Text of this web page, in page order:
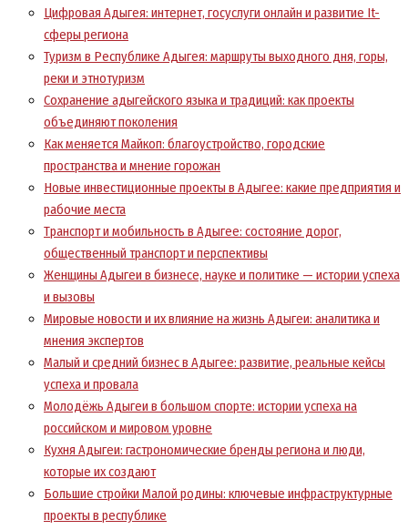
Цифровая Адыгея: интернет, госуслуги онлайн и развитие It-
сферы региона
Туризм в Республике Адыгея: маршруты выходного дня, горы,
реки и этнотуризм
Сохранение адыгейского языка и традиций: как проекты
объединяют поколения
Как меняется Майкоп: благоустройство, городские
пространства и мнение горожан
Новые инвестиционные проекты в Адыгее: какие предприятия и
рабочие места
Транспорт и мобильность в Адыгее: состояние дорог,
общественный транспорт и перспективы
Женщины Адыгеи в бизнесе, науке и политике — истории успеха
и вызовы
Мировые новости и их влияние на жизнь Адыгеи: аналитика и
мнения экспертов
Малый и средний бизнес в Адыгее: развитие, реальные кейсы
успеха и провала
Молодёжь Адыгеи в большом спорте: истории успеха на
российском и мировом уровне
Кухня Адыгеи: гастрономические бренды региона и люди,
которые их создают
Большие стройки Малой родины: ключевые инфраструктурные
проекты в республике